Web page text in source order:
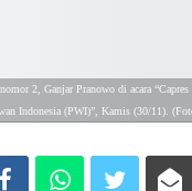
2, Ganjar Pranowo di acara
Indonesia (PWI)”, Kamis (30/11).